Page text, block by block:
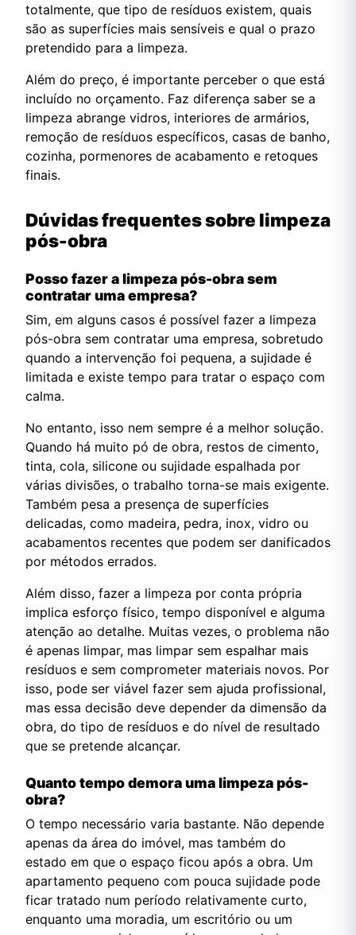
totalmente, que tipo de resíduos existem, quais
são as superfícies mais sensíveis e qual o prazo
pretendido para a limpeza.
Além do preço, é importante perceber o que está
incluído no orçamento. Faz diferença saber se a
limpeza abrange vidros, interiores de armários,
remoção de resíduos específicos, casas de banho,
cozinha, pormenores de acabamento e retoques
finais.
Dúvidas frequentes sobre limpeza
pós-obra
Posso fazer a limpeza pós-obra sem
contratar uma empresa?
Sim, em alguns casos é possível fazer a limpeza
pós-obra sem contratar uma empresa, sobretudo
quando a intervenção foi pequena, a sujidade é
limitada e existe tempo para tratar o espaço com
calma.
No entanto, isso nem sempre é a melhor solução.
Quando há muito pó de obra, restos de cimento,
tinta, cola, silicone ou sujidade espalhada por
várias divisões, o trabalho torna-se mais exigente.
Também pesa a presença de superfícies
delicadas, como madeira, pedra, inox, vidro ou
acabamentos recentes que podem ser danificados
por métodos errados.
Além disso, fazer a limpeza por conta própria
implica esforço físico, tempo disponível e alguma
atenção ao detalhe. Muitas vezes, o problema não
é apenas limpar, mas limpar sem espalhar mais
resíduos e sem comprometer materiais novos. Por
isso, pode ser viável fazer sem ajuda profissional,
mas essa decisão deve depender da dimensão da
obra, do tipo de resíduos e do nível de resultado
que se pretende alcançar.
Quanto tempo demora uma limpeza pós-
obra?
O tempo necessário varia bastante. Não depende
apenas da área do imóvel, mas também do
estado em que o espaço ficou após a obra. Um
apartamento pequeno com pouca sujidade pode
ficar tratado num período relativamente curto,
enquanto uma moradia, um escritório ou um